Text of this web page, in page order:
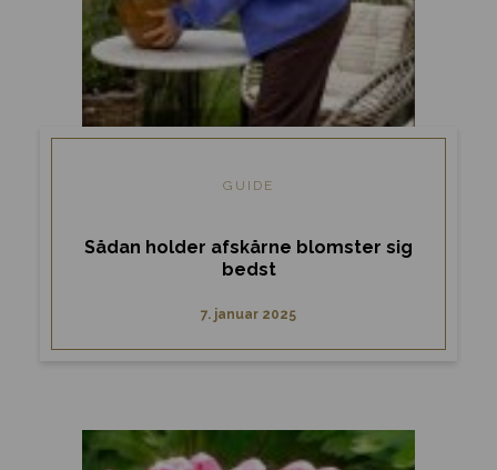
GUIDE
Sådan holder afskårne blomster sig
bedst
7. januar 2025